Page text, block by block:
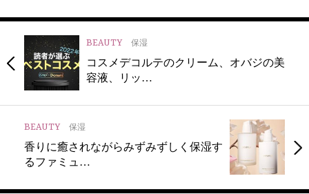
BEAUTY 保湿
コスメデコルテのクリーム、オバジの美
容液、リッ…
BEAUTY 保湿
香りに癒されながらみずみずしく保湿す
るファミュ…